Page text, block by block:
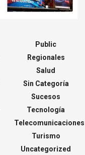
Public
Regionales
Salud
Sin Categoría
Sucesos
Tecnología
Telecomunicaciones
Turismo
Uncategorized